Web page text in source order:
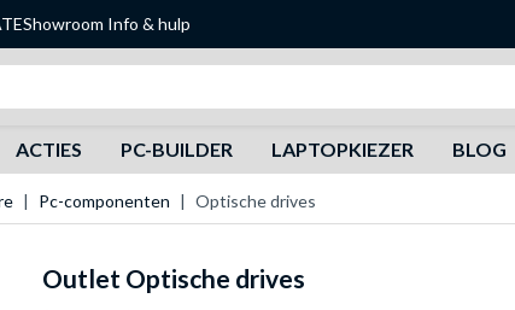
Showroom Info & hulp
ACTIES PC-BUILDER LAPTOPKIEZER BLOG
Pc-componenten Optische drives
Outlet Optische drives